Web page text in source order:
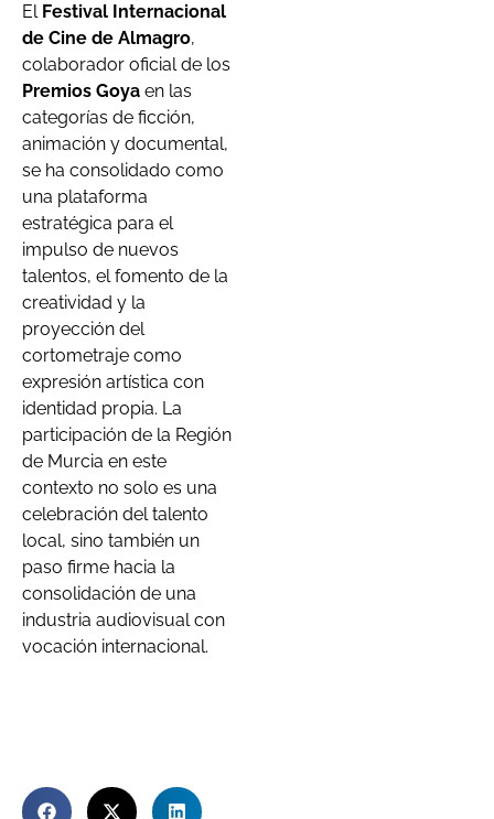
El Festival Internacional
de Cine de Almagro,
colaborador oficial de los
Premios Goya en las
categorías de ficción,
animación y documental,
se ha consolidado como
una plataforma
estratégica para el
impulso de nuevos
talentos, el fomento de la
creatividad y la
proyección del
cortometraje como
expresión artística con
identidad propia. La
participación de la Región
de Murcia en este
contexto no solo es una
celebración del talento
local, sino también un
paso firme hacia la
consolidación de una
industria audiovisual con
vocación internacional.